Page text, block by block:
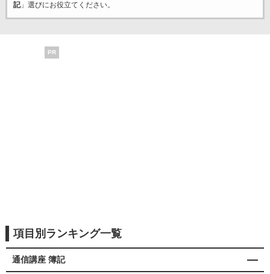
記」選びにお役立てください。
PR
項目別ランキング一覧
通信講座 簿記